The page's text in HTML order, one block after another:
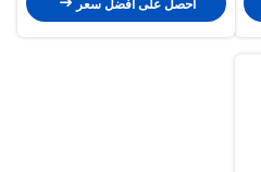
احصل على أفضل سعر